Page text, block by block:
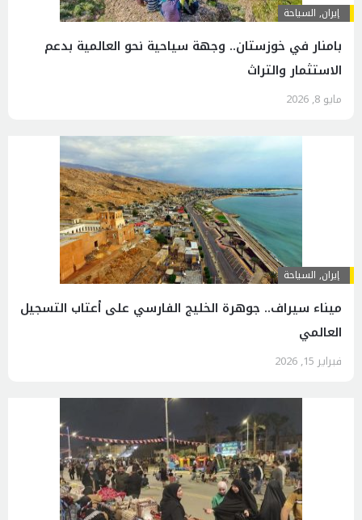
إيران, السياحة
بامنار في خوزستان.. وجهة سياحية نحو العالمية بدعم
الاستثمار والتراث
مايو 8, 2026
إيران, السياحة
ميناء سيراف.. جوهرة الخليج الفارسي على أعتاب التسجيل
العالمي
فبراير 15, 2026